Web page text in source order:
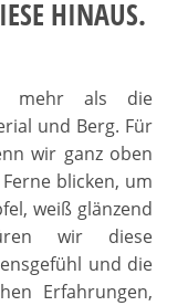
HINAUS.
mehr als die
und Berg. Für
wir ganz oben
blicken, um
weiß glänzend
wir diese
und die
Erfahrungen,